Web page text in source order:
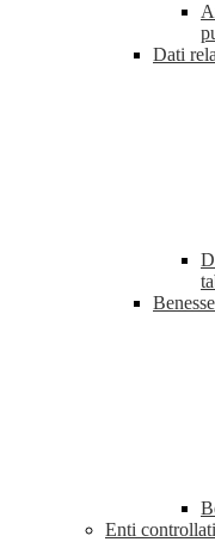
Dati
Enti controllati